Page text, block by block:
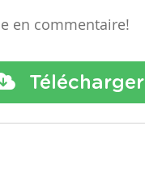
en commentaire!
Télécharger